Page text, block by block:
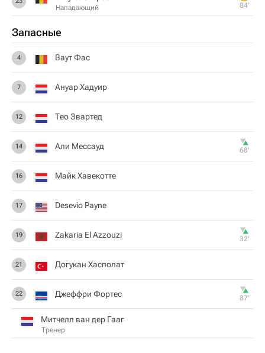
Нападающий 84‎’‎
Запасные
4 Ваут Фас
7 Ануар Хадуир
12 Тео Звартед
14 Али Мессауд 68‎’‎
16 Майк Хавекотте
17 Desevio Payne
19 Zakaria El Azzouzi 32‎’‎
21 Догукан Хасполат
22 Джеффри Фортес 87‎’‎
Митчелл ван дер Гааг
Тренер